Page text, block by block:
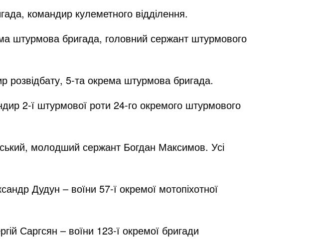
командир кулеметного відділення.
штурмова бригада, головний сержант штурмового
розвідбату, 5-та окрема штурмова бригада.
2-ї штурмової роти 24-го окремого штурмового
молодший сержант Богдан Максимов. Усі
Дудун – воїни 57-ї окремої мотопіхотної
Саргсян – воїни 123-ї окремої бригади